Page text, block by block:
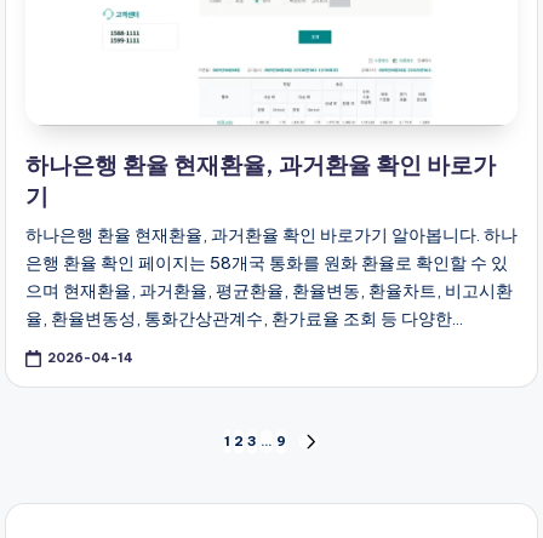
하나은행 환율 현재환율, 과거환율 확인 바로가
기
하나은행 환율 현재환율, 과거환율 확인 바로가기 알아봅니다. 하나
은행 환율 확인 페이지는 58개국 통화를 원화 환율로 확인할 수 있
으며 현재환율, 과거환율, 평균환율, 환율변동, 환율차트, 비고시환
율, 환율변동성, 통화간상관계수, 환가료율 조회 등 다양한…
2026-04-14
지
1 2 3 … 9